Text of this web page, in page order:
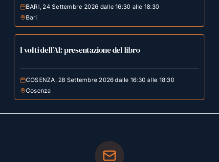
BARI, 24 Settembre 2026 dalle 16:30 alle 18:30
Bari
I volti dell’AI: presentazione del libro
COSENZA, 28 Settembre 2026 dalle 16:30 alle 18:30
Cosenza